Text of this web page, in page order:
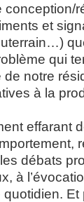
conception/
et
qui
de notre
à la
effarant
débats
à
Et